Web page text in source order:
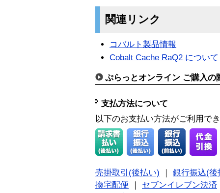
関連リンク
コバルト製品情報
Cobalt Cache RaQ2 について
ぷらっとオンライン ご購入の
支払方法について
以下のお支払い方法がご利用で
売掛取引(後払い)
銀行振込(後
換宅配便
セブンイレブン決済